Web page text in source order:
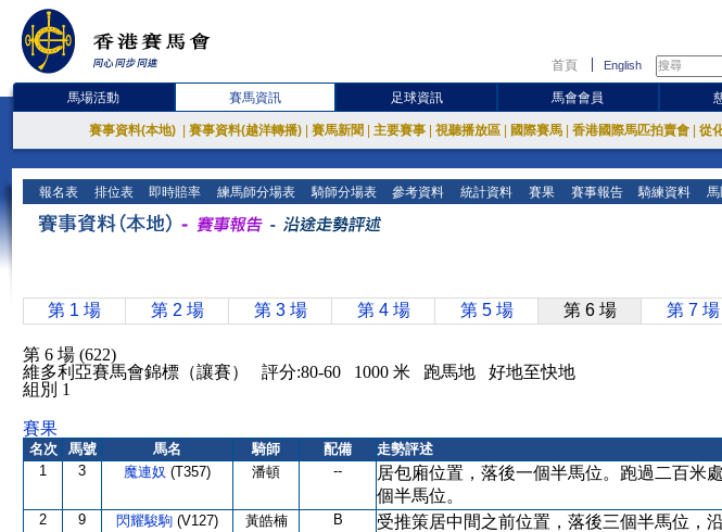
首頁 English
馬場活動 賽馬資訊 足球資訊 馬會會員
賽事資料(本地) 賽事資料(越洋轉播) 賽馬新聞 主要賽事 視聽播放區 國際賽馬 香港國際馬匹拍賣會 從
報名表 排位表 即時賠率 練馬師分場表 騎師分場表 參考資料 統計資料 賽果 賽事報告 騎練資料
第 1 場 第 2 場 第 3 場 第 4 場 第 5 場 第 6 場 第 7 場
第 6 場 (622)
維多利亞賽馬會錦標（讓賽） 評分:80-60 1000 米 跑馬地 好地至快地
組別 1
賽果
名次 馬號 馬名 騎師 配備
走勢評述
1
3 魔連奴 (T357) 潘頓 --
居包廂位置，落後一個半馬位。跑過二百米
個半馬位。
2 9 閃耀駿駒 (V127) 黃皓楠 B
受推策居中間之前位置，落後三個半馬位，